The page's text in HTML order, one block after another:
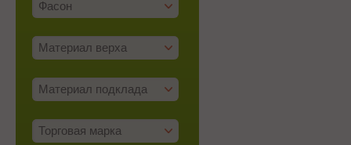
Фасон
Материал верха
Материал подклада
Торговая марка